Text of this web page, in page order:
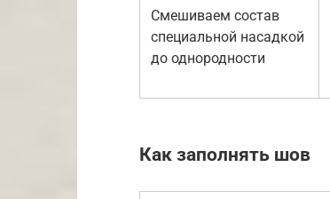
Смешиваем состав
специальной насадкой
до однородности
Как заполнять шов